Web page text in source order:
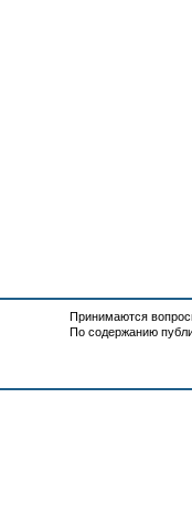
Принимаются
По содержанию